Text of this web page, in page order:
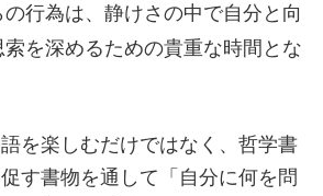
行為は、静けさの中で自分と向
を深めるための貴重な時間とな
語を楽しむだけではなく、哲学書
す書物を通して「自分に何を問